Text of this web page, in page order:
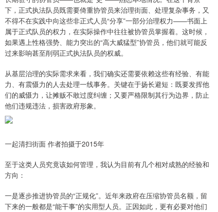
下，正式执法队员既需要倚重协管员来治理街面、处理复杂事务，又
不得不在实践中向这些非正式人员“分享”一部分治理权力——书面上
属于正式队员的权力，在实际操作中往往被协管员掌握着。这时候，
如果遇上性格强势、能力突出的“高大威猛型”协管员，他们就可能反
过来影响甚至削弱正式执法队员的权威。
从基层治理的实际需求来看，我们确实还需要依赖这些有经验、有能
力、有震慑力的人去处理一线事务。关键在于扬长避短：既要发挥他
们的威慑力，让摊贩不敢过度纠缠；又要严格限制其行为边界，防止
他们违规违法，损害政府形象。
一起清扫街面 作者拍摄于2015年
至于这类人员究竟该如何管理，我认为目前有几个相对成熟的经验和
方向：
一是逐步推进协管员的“正规化”。近年来政府在压缩协管员名额，留
下来的一般都是“能干事”的实用型人员。正因如此，更有必要对他们